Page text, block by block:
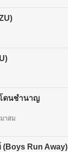
ดนชำนาญ
าสม
(Boys Run Away)